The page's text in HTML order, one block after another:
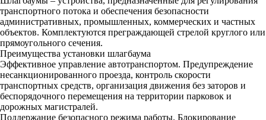
транспортного потока и обеспечения безопасности
административных, промышленных, коммерческих и частных
объектов. Комплектуются преграждающей стрелой круглого или
прямоугольного сечения.
Преимущества установки шлагбаума
Эффективное управление автотранспортом. Предупреждение
несанкционированного проезда, контроль скорости
транспортных средств, организация движения без заторов и
беспорядочного перемещения на территории парковок и
дорожных магистралей.
Поддержание безопасного режима работы. Блокирование